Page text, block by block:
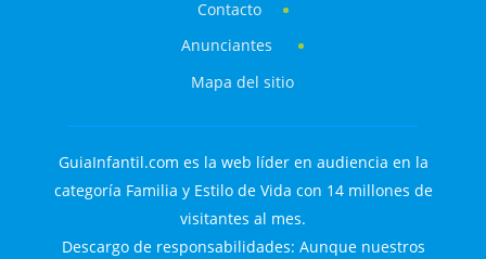
Contacto
Anunciantes
Mapa del sitio
GuiaInfantil.com es la web líder en audiencia en la
categoría Familia y Estilo de Vida con 14 millones de
visitantes al mes.
Descargo de responsabilidades: Aunque nuestros